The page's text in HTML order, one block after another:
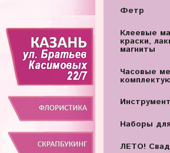
Фетр
Клеевые
краски,
магниты
Часовые
Наборы
ЛЕТО!